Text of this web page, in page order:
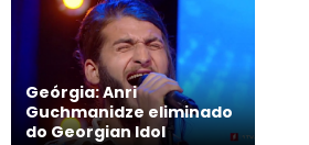
Geórgia: Anri
Guchmanidze eliminado
do Georgian Idol